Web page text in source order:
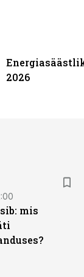
2026
mis